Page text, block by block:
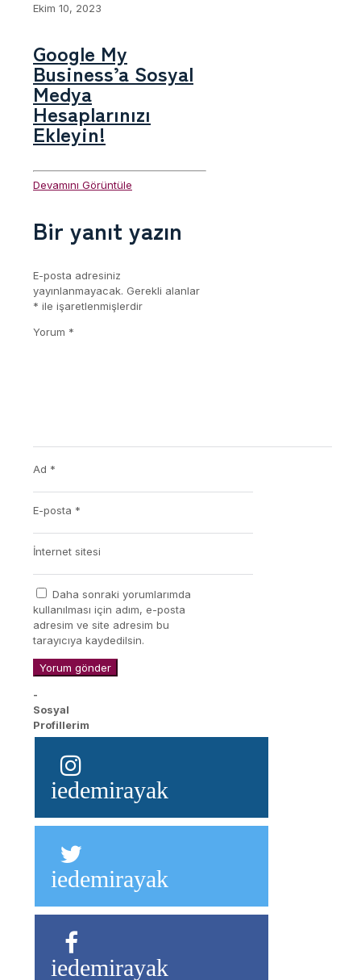
Ekim 10, 2023
Google My
Business’a Sosyal
Medya
Hesaplarınızı
Ekleyin!
Devamını Görüntüle
Bir yanıt yazın
E-posta adresiniz
yayınlanmayacak. Gerekli alanlar
* ile işaretlenmişlerdir
Yorum *
Ad *
E-posta *
İnternet sitesi
Daha sonraki yorumlarımda
kullanılması için adım, e-posta
adresim ve site adresim bu
tarayıcıya kaydedilsin.
-
Sosyal
Profillerim
iedemirayak
iedemirayak
iedemirayak